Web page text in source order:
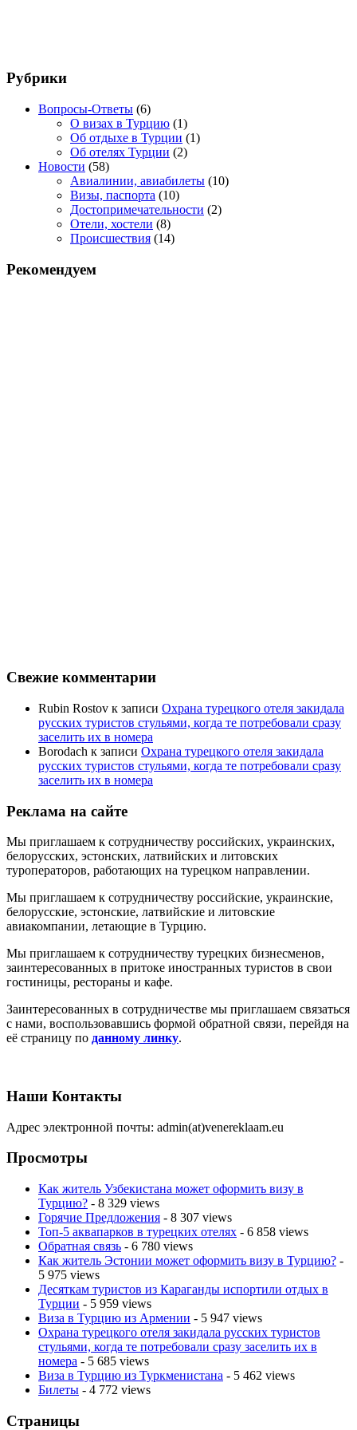
Рубрики
Вопросы-Ответы (6)
О визах в Турцию (1)
Об отдыхе в Турции (1)
Об отелях Турции (2)
Новости (58)
Авиалинии, авиабилеты (10)
Визы, паспорта (10)
Достопримечательности (2)
Отели, хостели (8)
Происшествия (14)
Рекомендуем
Свежие комментарии
Rubin Rostov к записи Охрана турецкого отеля закидала
русских туристов стульями, когда те потребовали сразу
заселить их в номера
Borodach к записи Охрана турецкого отеля закидала
русских туристов стульями, когда те потребовали сразу
заселить их в номера
Реклама на сайте
Мы приглашаем к сотрудничеству российских, украинских,
белорусских, эстонских, латвийских и литовских
туроператоров, работающих на турецком направлении.
Мы приглашаем к сотрудничеству российские, украинские,
белорусские, эстонские, латвийские и литовские
авиакомпании, летающие в Турцию.
Мы приглашаем к сотрудничеству турецких бизнесменов,
заинтересованных в притоке иностранных туристов в свои
гостиницы, рестораны и кафе.
Заинтересованных в сотрудничестве мы приглашаем связаться
с нами, воспользовавшись формой обратной связи, перейдя на
её страницу по данному линку.
Наши Контакты
Адрес электронной почты: admin(at)venereklaam.eu
Просмотры
Как житель Узбекистана может оформить визу в
Турцию? - 8 329 views
Горячие Предложения - 8 307 views
Топ-5 аквапарков в турецких отелях - 6 858 views
Обратная связь - 6 780 views
Как житель Эстонии может оформить визу в Турцию? -
5 975 views
Десяткам туристов из Караганды испортили отдых в
Турции - 5 959 views
Виза в Турцию из Армении - 5 947 views
Охрана турецкого отеля закидала русских туристов
стульями, когда те потребовали сразу заселить их в
номера - 5 685 views
Виза в Турцию из Туркменистана - 5 462 views
Билеты - 4 772 views
Страницы